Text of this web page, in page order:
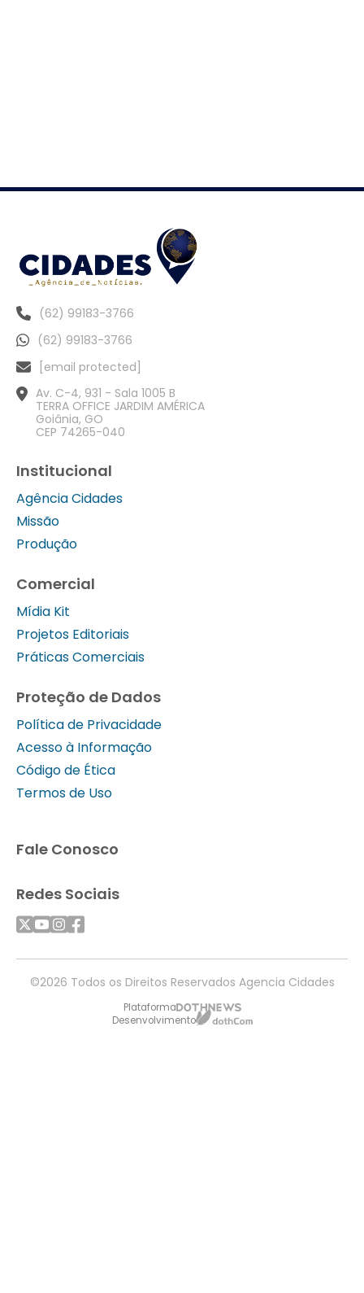
(62) 99183-3766
(62) 99183-3766
[email protected]
Av. C-4, 931 - Sala 1005 B
TERRA OFFICE JARDIM AMÉRICA
Goiânia, GO
CEP 74265-040
Institucional
Agência Cidades
Missão
Produção
Comercial
Mídia Kit
Projetos Editoriais
Práticas Comerciais
Proteção de Dados
Política de Privacidade
Acesso à Informação
Código de Ética
Termos de Uso
Fale Conosco
Redes Sociais
©2026 Todos os Direitos Reservados Agencia Cidades
Plataforma
Desenvolvimento